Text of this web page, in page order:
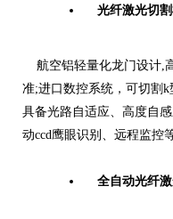
光纤激光切
航空铝轻量化龙门设计,
准;进口数控系统，可切割
具备光路自适应、高度自
动ccd鹰眼识别、远程监控
全自动光纤